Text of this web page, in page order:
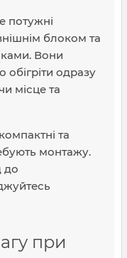
потужні
блоком та
Вони
одразу
місце та
та
монтажу.
до
при